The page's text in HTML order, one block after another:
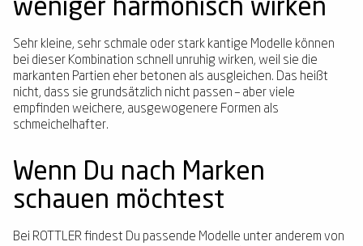
weniger harmonisch wirken
Sehr kleine, sehr schmale oder stark kantige Modelle können
bei dieser Kombination schnell unruhig wirken, weil sie die
markanten Partien eher betonen als ausgleichen. Das heißt
nicht, dass sie grundsätzlich nicht passen – aber viele
empfinden weichere, ausgewogenere Formen als
schmeichelhafter.
Wenn Du nach Marken
schauen möchtest
Bei ROTTLER findest Du passende Modelle unter anderem von